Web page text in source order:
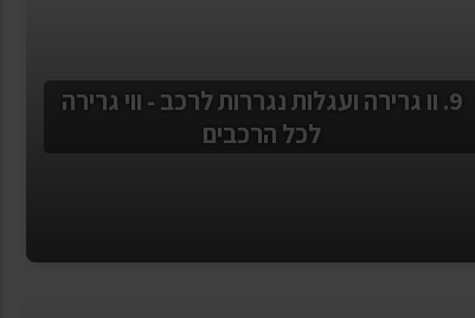
9. וו גרירה ועגלות נגררות לרכב - ווי גרירה
לכל הרכבים